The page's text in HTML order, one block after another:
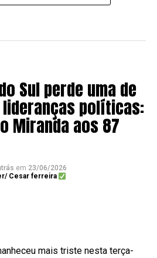
Sul perde uma de
políticas:
Miranda aos 87
em 23/06/2026
Cesar ferreira
mais triste nesta terça-